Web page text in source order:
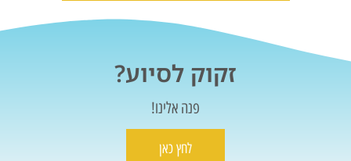
זקוק לסיוע?
פנה אלינו!
לחץ כאן